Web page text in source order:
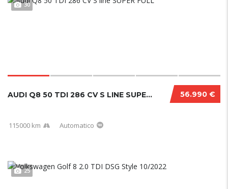
30
56.990 €
AUDI Q8 50 TDI 286 CV S LINE SUPER FULL
115000 km Automatico
25